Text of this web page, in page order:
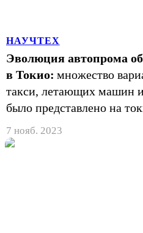
НАУЧТЕХ
Эволюция автопрома
в Токио: множество
такси, летающих машин
было представлено на
7 нояб. 2023